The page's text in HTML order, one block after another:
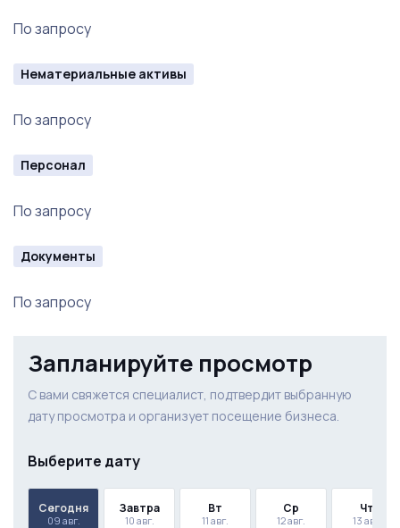
По запросу
Нематериальные активы
По запросу
Персонал
По запросу
Документы
По запросу
Запланируйте просмотр
С вами свяжется специалист, подтвердит выбранную
дату просмотра и организует посещение бизнеса.
Выберите дату
Сегодня
09 авг.
Завтра
10 авг.
Вт
11 авг.
Ср
12 авг.
Чт
13 авг.